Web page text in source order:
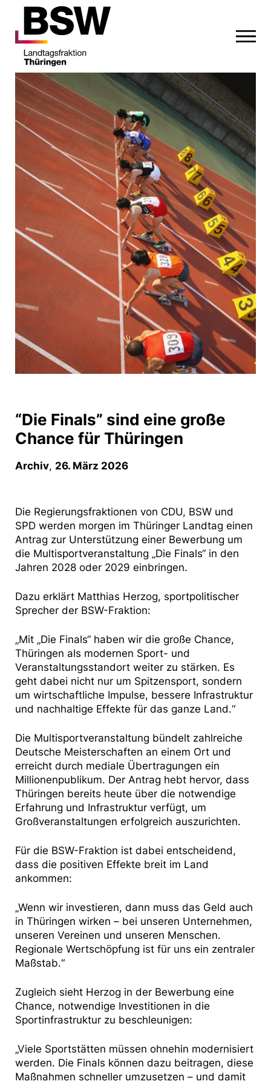
“Die Finals” sind eine große
Chance für Thüringen
Archiv, 26. März 2026
Die Regierungsfraktionen von CDU, BSW und
SPD werden morgen im Thüringer Landtag einen
Antrag zur Unterstützung einer Bewerbung um
die Multisportveranstaltung „Die Finals“ in den
Jahren 2028 oder 2029 einbringen.
Dazu erklärt Matthias Herzog, sportpolitischer
Sprecher der BSW-Fraktion:
„Mit „Die Finals“ haben wir die große Chance,
Thüringen als modernen Sport- und
Veranstaltungsstandort weiter zu stärken. Es
geht dabei nicht nur um Spitzensport, sondern
um wirtschaftliche Impulse, bessere Infrastruktur
und nachhaltige Effekte für das ganze Land.“
Die Multisportveranstaltung bündelt zahlreiche
Deutsche Meisterschaften an einem Ort und
erreicht durch mediale Übertragungen ein
Millionenpublikum. Der Antrag hebt hervor, dass
Thüringen bereits heute über die notwendige
Erfahrung und Infrastruktur verfügt, um
Großveranstaltungen erfolgreich auszurichten.
Für die BSW-Fraktion ist dabei entscheidend,
dass die positiven Effekte breit im Land
ankommen:
„Wenn wir investieren, dann muss das Geld auch
in Thüringen wirken – bei unseren Unternehmen,
unseren Vereinen und unseren Menschen.
Regionale Wertschöpfung ist für uns ein zentraler
Maßstab.“
Zugleich sieht Herzog in der Bewerbung eine
Chance, notwendige Investitionen in die
Sportinfrastruktur zu beschleunigen:
„Viele Sportstätten müssen ohnehin modernisiert
werden. Die Finals können dazu beitragen, diese
Maßnahmen schneller umzusetzen – und damit